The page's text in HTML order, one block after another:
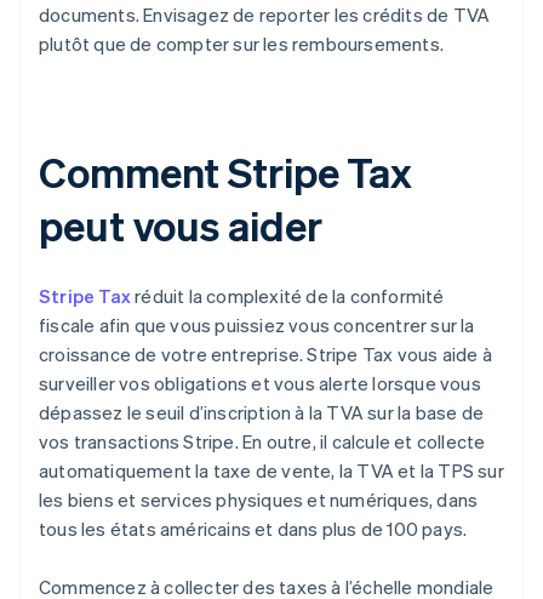
documents. Envisagez de reporter les crédits de TVA
plutôt que de compter sur les remboursements.
Comment Stripe Tax
peut vous aider
Stripe Taxréduit la complexité de la conformité
fiscale afin que vous puissiez vous concentrer sur la
croissance de votre entreprise. Stripe Tax vous aide à
surveiller vos obligations et vous alerte lorsque vous
dépassez le seuil d’inscription à la TVA sur la base de
vos transactions Stripe. En outre, il calcule et collecte
automatiquement la taxe de vente, la TVA et la TPS sur
les biens et services physiques et numériques, dans
tous les états américains et dans plus de 100 pays.
Commencez à collecter des taxes à l’échelle mondiale